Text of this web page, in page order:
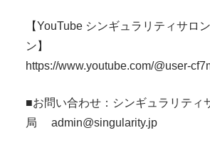
【YouTube シンギュラリティサロ
ン】
https://www.youtube.com/@user-
■お問い合わせ：シンギュラリティ
局 admin@singularity.jp